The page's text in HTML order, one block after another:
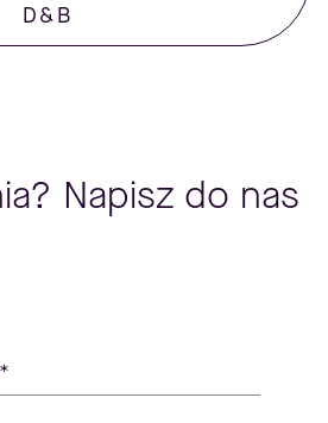
D&B
Napisz do nas